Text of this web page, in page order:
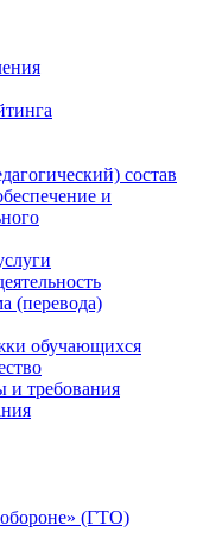
состав
и
(перевода)
обучающихся
и требования
(ГТО)